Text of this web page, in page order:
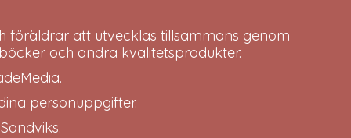
föräldrar att utvecklas tillsammans genom
och andra kvalitetsprodukter.
.
personuppgifter.
.